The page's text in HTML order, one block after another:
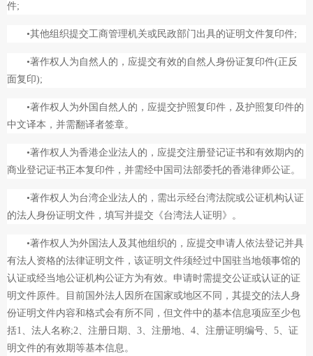
件;
•其他组织提交工商管理机关或民政部门出具的证明文件复印件;
•著作权人为自然人的，应提交有效的自然人身份证复印件(正反
面复印);
•著作权人为外国自然人的，应提交护照复印件，及护照复印件的
中文译本，并需翻译者签章。
•著作权人为香港企业法人的，应提交注册登记证书和有效期内的
商业登记证书正本复印件，并需经中国司法部委托的香港律师公证。
•著作权人为台湾企业法人的，需出示经台湾法院或公证机构认证
的法人身份证明文件，填写并提交《台湾法人证明》。
•著作权人为外国法人及其他组织的，应提交申请人依法登记并具
有法人资格的法律证明文件，该证明文件须经过中国驻当地领事馆的
认证或经当地公证机构公证方为有效。申请时需提交公证或认证的证
明文件原件。目前国外法人因所在国家或地区不同，其提交的法人身
份证明文件内容和格式会有所不同，但文件中的基本信息项应至少包
括1、法人名称;2、注册日期、3、注册地、4、注册证明编号、5、证
明文件的有效期等基本信息。